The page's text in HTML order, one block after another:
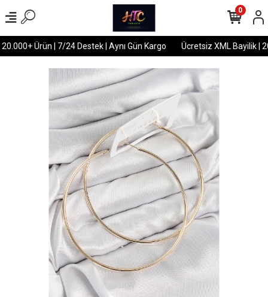
Ürün | 7/24 Destek | Aynı Gün Kargo Ücretsiz XML Bayilik |
0